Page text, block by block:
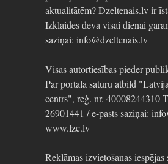
aktualitātēm? Dzeltenais.lv ir
Izklaides deva visai dienai
saziņai: info@dzeltenais.lv
Visas autortiesības pieder
Par portāla saturu atbild
centrs", reģ. nr. 40008244310
26901441 / e-pasts saziņai:
www.lzc.lv
Reklāmas izvietošanas iespējas